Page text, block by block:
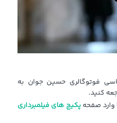
فوتوگالری حسین جوان به
کنید.
وارد صفحهپکیج های فیلمبرداری